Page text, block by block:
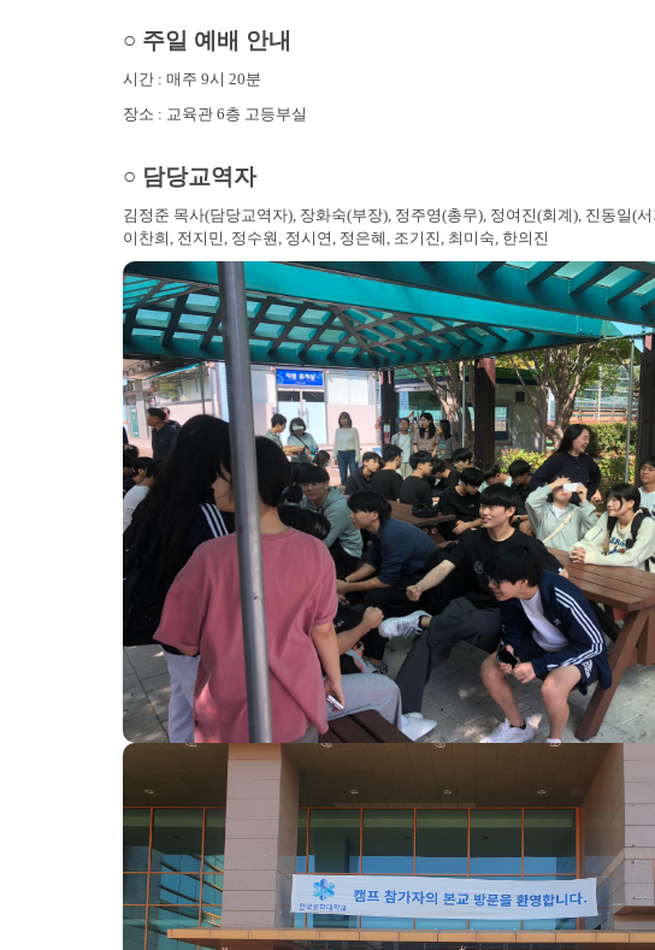
○ 주일 예배 안내
시간 : 매주 9시 20분
장소 : 교육관 6층 고등부실
○ 담당교역자
김정준 목사(담당교역자), 장화숙(부장), 정주영(총무), 정여진(회계), 진동일(
이찬희, 전지민, 정수원, 정시연, 정은혜, 조기진, 최미숙, 한의진